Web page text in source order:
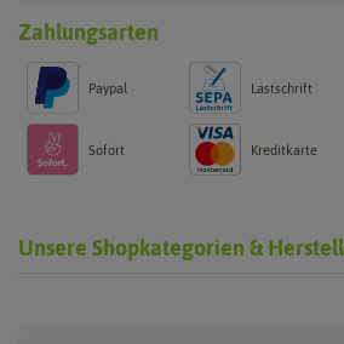
Zahlungsarten
Paypal Lastschrift
Sofort Kreditkarte
Unsere Shopkategorien &